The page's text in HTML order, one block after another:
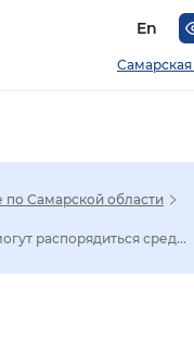
En
Самарская
по Самарской области
распорядиться сред...